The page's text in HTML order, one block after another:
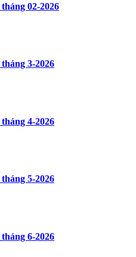
02-2026
3-2026
4-2026
5-2026
6-2026